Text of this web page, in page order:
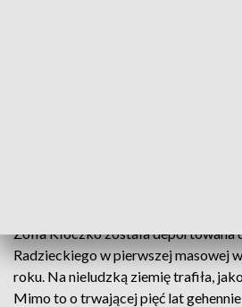
Zofia Kłoczko została deportowana
Radzieckiego w pierwszej masowej
roku. Na nieludzką ziemię trafiła,
Mimo to o trwającej pięć lat